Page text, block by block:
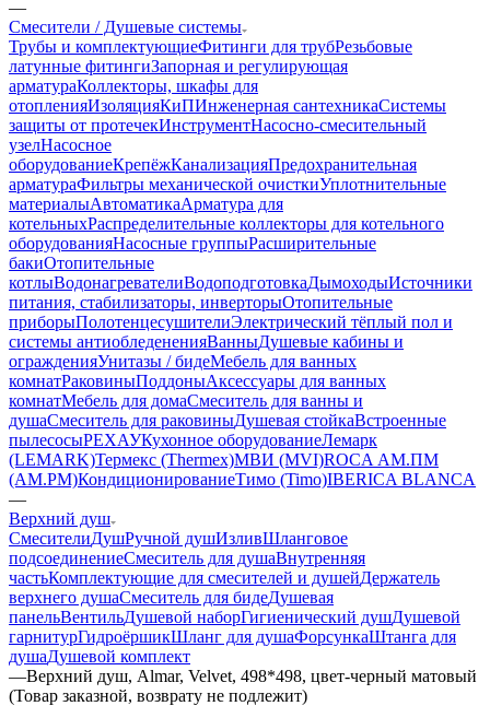
—
Смесители / Душевые системы
Трубы и комплектующиеФитинги для трубРезьбовые
латунные фитингиЗапорная и регулирующая
арматураКоллекторы, шкафы для
отопленияИзоляцияКиПИнженерная сантехникаСистемы
защиты от протечекИнструментНасосно-смесительный
узелНасосное
оборудованиеКрепёжКанализацияПредохранительная
арматураФильтры механической очисткиУплотнительные
материалыАвтоматикаАрматура для
котельныхРаспределительные коллекторы для котельного
оборудованияНасосные группыРасширительные
бакиОтопительные
котлыВодонагревателиВодоподготовкаДымоходыИсточники
питания, стабилизаторы, инверторыОтопительные
приборыПолотенцесушителиЭлектрический тёплый пол и
системы антиобледененияВанныДушевые кабины и
огражденияУнитазы / бидеМебель для ванных
комнатРаковиныПоддоныАксессуары для ванных
комнатМебель для домаСмеситель для ванны и
душаСмеситель для раковиныДушевая стойкаВстроенные
пылесосыРЕХАУКухонное оборудованиеЛемарк
(LEMARK)Термекс (Thermex)МВИ (MVI)ROCA АМ.ПМ
(AM.PM)КондиционированиеТимо (Timo)IBERICA BLANCA
—
Верхний душ
СмесителиДушРучной душИзливШланговое
подсоединениеСмеситель для душаВнутренняя
частьКомплектующие для смесителей и душейДержатель
верхнего душаСмеситель для бидеДушевая
панельВентильДушевой наборГигиенический душДушевой
гарнитурГидроёршикШланг для душаФорсункаШтанга для
душаДушевой комплект
—Верхний душ, Almar, Velvet, 498*498, цвет-черный матовый
(Товар заказной, возврату не подлежит)